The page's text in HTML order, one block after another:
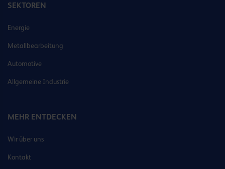
SEKTOREN
Energie
Metallbearbeitung
Automotive
Allgemeine Industrie
MEHR ENTDECKEN
Wir über uns
Kontakt